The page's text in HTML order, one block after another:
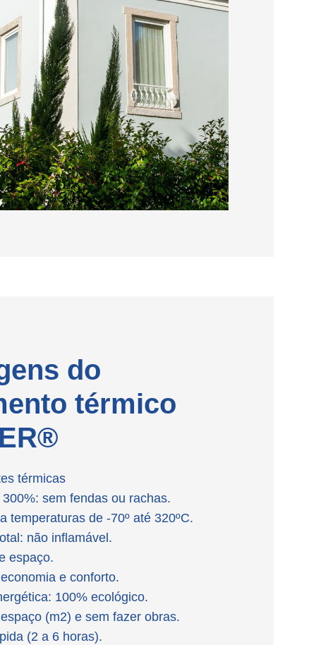
do
térmico
térmicas
sem fendas ou rachas.
temperaturas de -70º até 320ºC.
não inflamável.
espaço.
e conforto.
100% ecológico.
(m2) e sem fazer obras.
(2 a 6 horas).